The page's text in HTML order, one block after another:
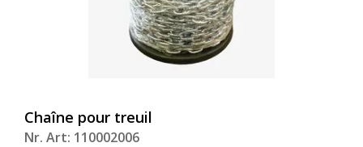
Chaîne pour treuil
Nr. Art: 110002006